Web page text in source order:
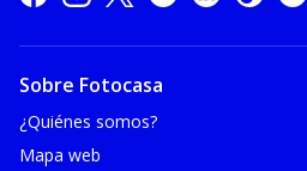
Sobre Fotocasa
¿Quiénes somos?
Mapa web